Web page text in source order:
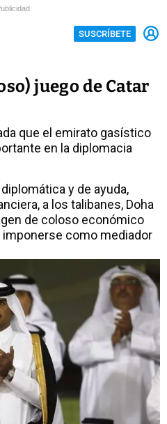
SUSCRÍBETE
juego de Catar
que el emirato gasístico
en la diplomacia
y de ayuda,
a los talibanes, Doha
de coloso económico
como mediador